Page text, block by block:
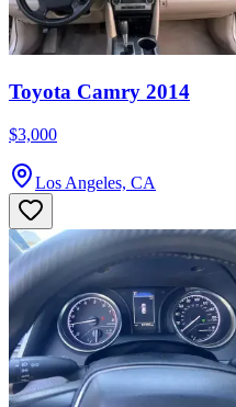
Toyota Camry 2014
$3,000
Los Angeles, CA